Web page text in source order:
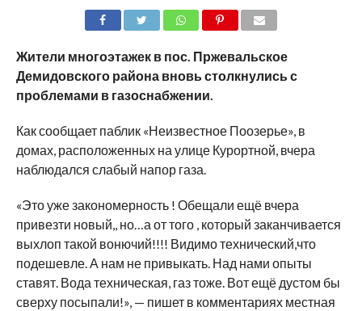
Жители многоэтажек в пос. Пржевальское
Демидовского района вновь столкнулись с
проблемами в газоснабжении.
Как сообщает паблик «Неизвестное Поозерье», в
домах, расположенных на улице Курортной, вчера
наблюдался слабый напор газа.
«Это уже закономерность ! Обещали ещё вчера
привезти новый,, но…а от того , который заканчивается
выхлоп такой вонючий!!!! Видимо технический,что
подешевле. А нам не привыкать. Над нами опыты
ставят. Вода техническая, газ тоже. Вот ещё дустом бы
сверху посыпали!», — пишет в комментариях местная